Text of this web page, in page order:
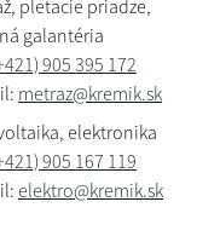
pletacie priadze,
galantéria
905 395 172
metraz@kremik.sk
elektronika
905 167 119
elektro@kremik.sk